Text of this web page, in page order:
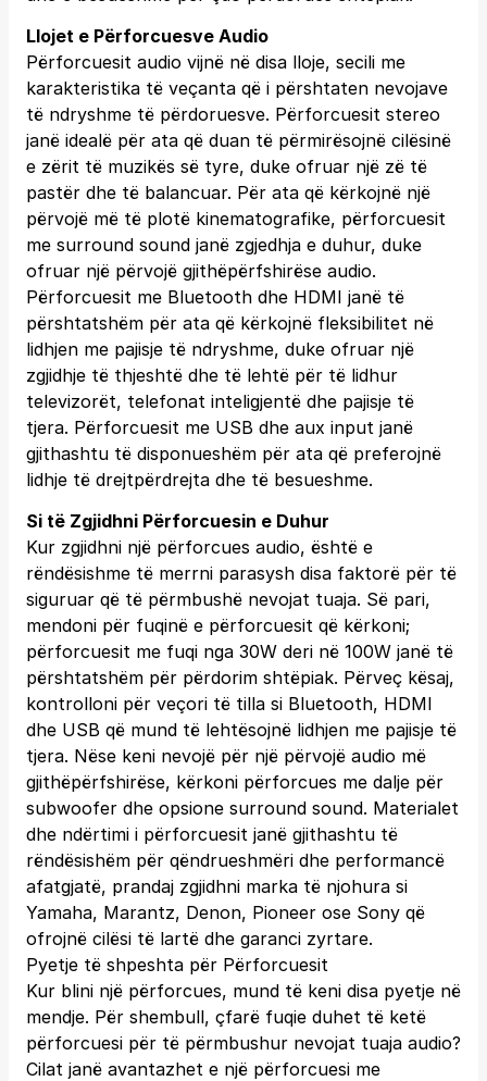
Llojet e Përforcuesve Audio
Përforcuesit audio vijnë në disa lloje, secili me
karakteristika të veçanta që i përshtaten nevojave
të ndryshme të përdoruesve. Përforcuesit stereo
janë idealë për ata që duan të përmirësojnë cilësinë
e zërit të muzikës së tyre, duke ofruar një zë të
pastër dhe të balancuar. Për ata që kërkojnë një
përvojë më të plotë kinematografike, përforcuesit
me surround sound janë zgjedhja e duhur, duke
ofruar një përvojë gjithëpërfshirëse audio.
Përforcuesit me Bluetooth dhe HDMI janë të
përshtatshëm për ata që kërkojnë fleksibilitet në
lidhjen me pajisje të ndryshme, duke ofruar një
zgjidhje të thjeshtë dhe të lehtë për të lidhur
televizorët, telefonat inteligjentë dhe pajisje të
tjera. Përforcuesit me USB dhe aux input janë
gjithashtu të disponueshëm për ata që preferojnë
lidhje të drejtpërdrejta dhe të besueshme.
Si të Zgjidhni Përforcuesin e Duhur
Kur zgjidhni një përforcues audio, është e
rëndësishme të merrni parasysh disa faktorë për të
siguruar që të përmbushë nevojat tuaja. Së pari,
mendoni për fuqinë e përforcuesit që kërkoni;
përforcuesit me fuqi nga 30W deri në 100W janë të
përshtatshëm për përdorim shtëpiak. Përveç kësaj,
kontrolloni për veçori të tilla si Bluetooth, HDMI
dhe USB që mund të lehtësojnë lidhjen me pajisje të
tjera. Nëse keni nevojë për një përvojë audio më
gjithëpërfshirëse, kërkoni përforcues me dalje për
subwoofer dhe opsione surround sound. Materialet
dhe ndërtimi i përforcuesit janë gjithashtu të
rëndësishëm për qëndrueshmëri dhe performancë
afatgjatë, prandaj zgjidhni marka të njohura si
Yamaha, Marantz, Denon, Pioneer ose Sony që
ofrojnë cilësi të lartë dhe garanci zyrtare.
Pyetje të shpeshta për Përforcuesit
Kur blini një përforcues, mund të keni disa pyetje në
mendje. Për shembull, çfarë fuqie duhet të ketë
përforcuesi për të përmbushur nevojat tuaja audio?
Cilat janë avantazhet e një përforcuesi me